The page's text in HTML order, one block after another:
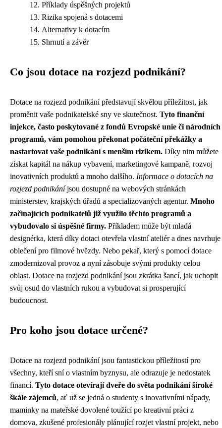
Příklady úspěšných projektů
Rizika spojená s dotacemi
Alternativy k dotacím
Shrnutí a závěr
Co jsou dotace na rozjezd podnikání?
Dotace na rozjezd podnikání představují skvělou příležitost, jak
proměnit vaše podnikatelské sny ve skutečnost. Tyto finanční
injekce, často poskytované z fondů Evropské unie či národních
programů, vám pomohou překonat počáteční překážky a
nastartovat vaše podnikání s menším rizikem. Díky nim můžete
získat kapitál na nákup vybavení, marketingové kampaně, rozvoj
inovativních produktů a mnoho dalšího. Informace o dotacích na
rozjezd podnikáníjsou dostupné na webových stránkách
ministerstev, krajských úřadů a specializovaných agentur. Mnoho
začínajících podnikatelů již využilo těchto programů a
vybudovalo si úspěšné firmy. Příkladem může být mladá
designérka, která díky dotaci otevřela vlastní ateliér a dnes navrhuje
oblečení pro filmové hvězdy. Nebo pekař, který s pomocí dotace
zmodernizoval provoz a nyní zásobuje svými produkty celou
oblast. Dotace na rozjezd podnikání jsou zkrátka šancí, jak uchopit
svůj osud do vlastních rukou a vybudovat si prosperující
budoucnost.
Pro koho jsou dotace určené?
Dotace na rozjezd podnikání jsou fantastickou příležitostí pro
všechny, kteří sní o vlastním byznysu, ale odrazuje je nedostatek
financí. Tyto dotace otevírají dveře do světa podnikání široké
škále zájemců, ať už se jedná o studenty s inovativními nápady,
maminky na mateřské dovolené toužící po kreativní práci z
domova, zkušené profesionály plánující rozjet vlastní projekt, nebo